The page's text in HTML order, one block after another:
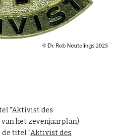
"Aktivist des
het zevenjaarplan)
de titel "Aktivist des